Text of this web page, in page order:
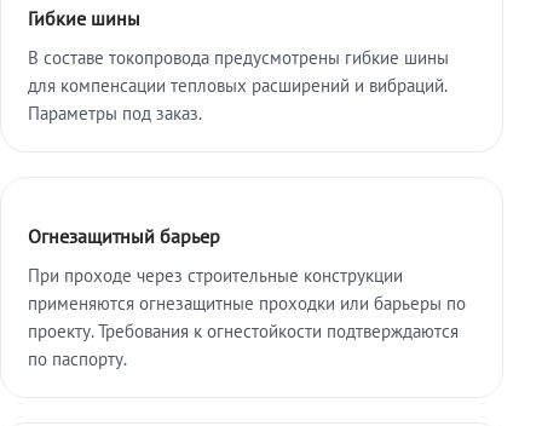
Гибкие шины
В составе токопровода предусмотрены гибкие шины
для компенсации тепловых расширений и вибраций.
Параметры под заказ.
Огнезащитный барьер
При проходе через строительные конструкции
применяются огнезащитные проходки или барьеры по
проекту. Требования к огнестойкости подтверждаются
по паспорту.